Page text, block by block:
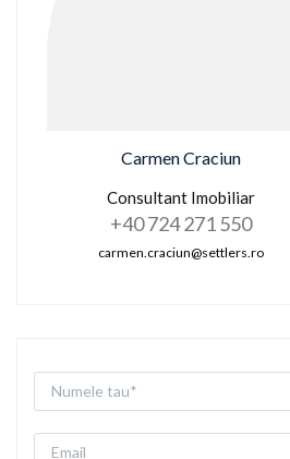
Carmen Craciun
Consultant Imobiliar
+40 724 271 550
carmen.craciun@settlers.ro